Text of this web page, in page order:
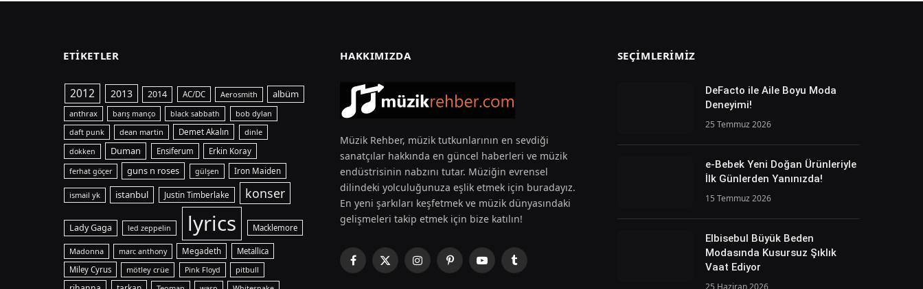
ETIKETLER
2012 2013 2014 AC/DC Aerosmith albüm
anthrax barış manço black sabbath bob dylan
daft punk dean martin Demet Akalın dinle
dokken Duman Ensiferum Erkin Koray
ferhat göçer guns n roses gülşen Iron Maiden
ismail yk istanbul Justin Timberlake konser
Lady Gaga led zeppelin lyrics Macklemore
Madonna marc anthony Megadeth
Metallica
Miley Cyrus
mötley crüe Pink Floyd pitbull
HAKKIMIZDA
Müzik Rehber, müzik tutkunlarının en sevdiği
sanatçılar hakkında en güncel haberleri ve müzik
endüstrisinin nabzını tutar. Müziğin evrensel
dilindeki yolculuğunuza eşlik etmek için buradayız.
En yeni şarkıları keşfetmek ve müzik dünyasındaki
gelişmeleri takip etmek için bize katılın!
Facebook
X
InstagramPinterestYouTubeTumblr
SEÇIMLERIMIZ
DeFacto ile Aile Boyu Moda
Deneyimi!
25 Temmuz 2026
e-Bebek Yeni Doğan Ürünleriyle
İlk Günlerden Yanınızda!
15 Temmuz 2026
Elbisebul Büyük Beden
Modasında Kusursuz Şıklık
Vaat Ediyor